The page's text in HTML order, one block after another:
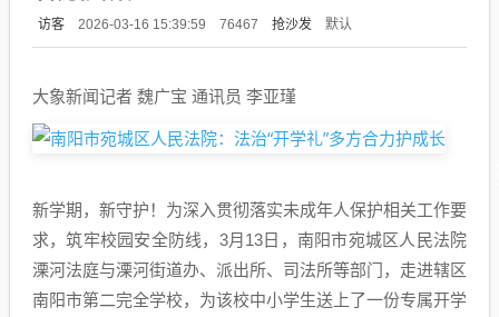
访客 2026-03-16 15:39:59 76467 抢沙发 默认
大象新闻记者 魏广宝 通讯员 李亚瑾
新学期，新守护！为深入贯彻落实未成年人保护相关工作要
求，筑牢校园安全防线，3月13日，南阳市宛城区人民法院
溧河法庭与溧河街道办、派出所、司法所等部门，走进辖区
南阳市第二完全学校，为该校中小学生送上了一份专属开学